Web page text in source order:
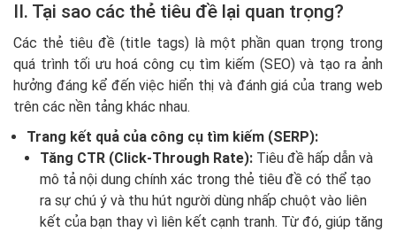
II. Tại sao các thẻ tiêu đề lại quan trọng?
Các thẻ tiêu đề (title tags) là một phần quan trọng trong
quá trình tối ưu hoá công cụ tìm kiếm (SEO) và tạo ra ảnh
hưởng đáng kể đến việc hiển thị và đánh giá của trang web
trên các nền tảng khác nhau.
Trang kết quả của công cụ tìm kiếm (SERP):
Tăng CTR (Click-Through Rate): Tiêu đề hấp dẫn và
mô tả nội dung chính xác trong thẻ tiêu đề có thể tạo
ra sự chú ý và thu hút người dùng nhấp chuột vào liên
kết của bạn thay vì liên kết cạnh tranh. Từ đó, giúp tăng